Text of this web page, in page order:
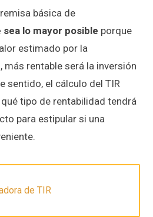
básica de
lo mayor posible porque
estimado por la
más rentable será la inversión
sentido, el cálculo del TIR
tipo de rentabilidad tendrá
para estipular si una
de TIR